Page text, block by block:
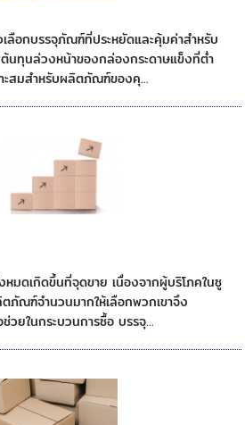
ลือกบรรจุภัณฑ์ที่ประหยัดและคุ้มค่าสำหรับ
นทุนล่วงหน้าของกล่องกระดาษแข็งที่ต่ำ
สมสำหรับผลิตภัณฑ์ของคุ...
มดเกิดขึ้นที่จุดขาย เนื่องจากผู้บริโภคในซู
ภัณฑ์จำนวนมากให้เลือกพวกเขาจึง
ยในกระบวนการซื้อ บรรจุ...